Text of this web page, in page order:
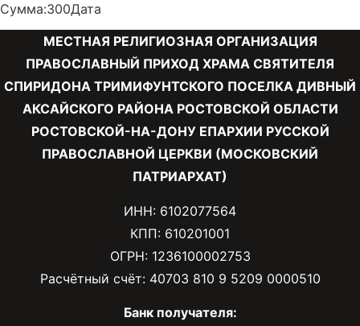
Сумма:300Дата
МЕСТНАЯ РЕЛИГИОЗНАЯ ОРГАНИЗАЦИЯ
ПРАВОСЛАВНЫЙ ПРИХОД ХРАМА СВЯТИТЕЛЯ
СПИРИДОНА ТРИМИФУНТСКОГО ПОСЕЛКА ДИВНЫЙ
АКСАЙСКОГО РАЙОНА РОСТОВСКОЙ ОБЛАСТИ
РОСТОВСКОЙ-НА-ДОНУ ЕПАРХИИ РУССКОЙ
ПРАВОСЛАВНОЙ ЦЕРКВИ (МОСКОВСКИЙ
ПАТРИАРХАТ)
ИНН: 6102077564
КПП: 610201001
ОГРН: 1236100002753
Расчётный счёт: 40703 810 9 5209 0000510
Банк получателя: